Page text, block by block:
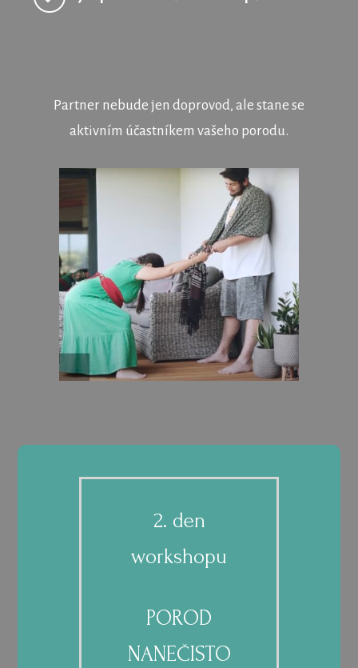
Partner nebude jen doprovod, ale stane se
aktivním účastníkem vašeho porodu.
2. den
workshopu
POROD
NANEČISTO